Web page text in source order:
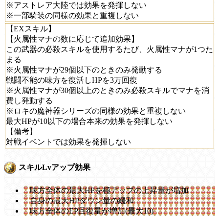
※アストレア大陸では効果を発揮しない
※一部騎装の同様の効果と重複しない
【EXスキル】
【火属性マナの数に応じて追加効果】
この武器の必殺スキルを使用するたび、火属性マナが1つた
まる
※火属性マナが29個以下のときのみ発動する
戦闘不能の味方を復活しHPを3万回復
※火属性マナが30個以上のときのみ必殺スキルでマナを消
費し発動する
※ロキの魔神器シリーズの同様の効果と重複しない
最大HPが10以下の場合本来の効果を発揮しない
【備考】
対戦イベントでは効果を発揮しない
スキルLvアップ効果
味方全体の最大HPを極アップの上昇量が増加
自身の最大HPダウン量の緩和
味方全体のEP回復量が増加(最大10)